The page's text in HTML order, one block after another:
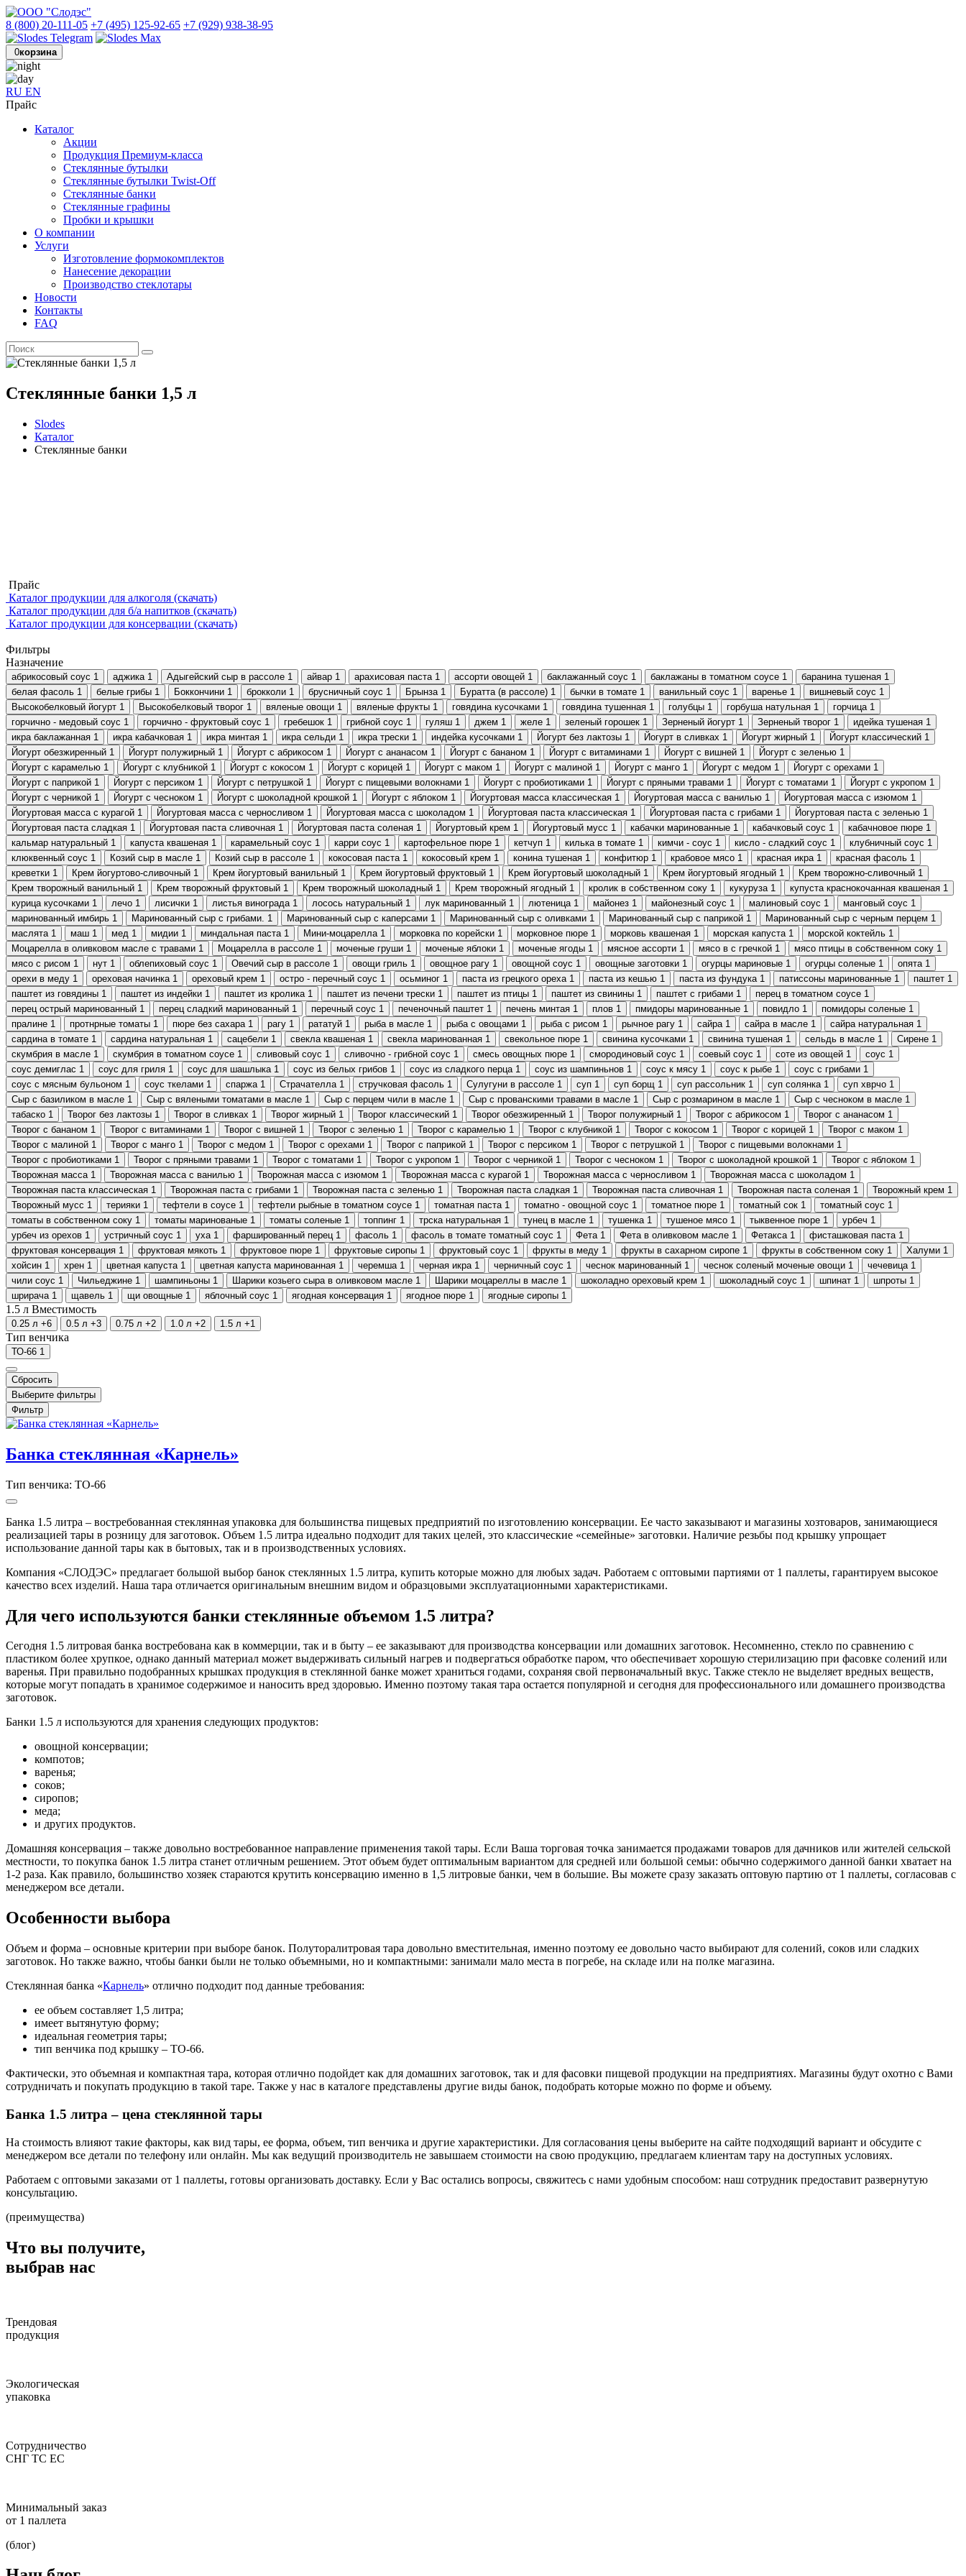
8 (800) 20-111-05 +7 (495) 125-92-65 +7 (929) 938-38-95
0корзина
RU EN
Прайс
Каталог
Акции
Продукция Премиум-класса
Стеклянные бутылки
Стеклянные бутылки Twist-Off
Стеклянные банки
Стеклянные графины
Пробки и крышки
О компании
Услуги
Изготовление формокомплектов
Нанесение декорации
Производство стеклотары
Новости
Контакты
FAQ
Стеклянные банки 1,5 л
Slodes
Каталог
Стеклянные банки
Прайс
Каталог продукции для алкоголя (скачать)
Каталог продукции для б/а напитков (скачать)
Каталог продукции для консервации (скачать)
Фильтры
Назначение
абрикосовый соус 1 аджика 1 Адыгейский сыр в рассоле 1 айвар 1 арахисовая паста 1 ассорти овощей 1 баклажанный соус 1 баклажаны в томатном соусе 1 баранина тушеная 1
белая фасоль 1 белые грибы 1 Боккончини 1 брокколи 1 брусничный соус 1 Брынза 1 Буратта (в рассоле) 1 бычки в томате 1 ванильный соус 1 варенье 1 вишневый соус 1
Высокобелковый йогурт 1 Высокобелковый творог 1 вяленые овощи 1 вяленые фрукты 1 говядина кусочками 1 говядина тушенная 1 голубцы 1 горбуша натульная 1 горчица 1
горчично - медовый соус 1 горчично - фруктовый соус 1 гребешок 1 грибной соус 1 гуляш 1 джем 1 желе 1 зеленый горошек 1 Зерненый йогурт 1 Зерненый творог 1 идейка тушеная 1
икра баклажанная 1 икра кабачковая 1 икра минтая 1 икра сельди 1 икра трески 1 индейка кусочками 1 Йогурт без лактозы 1 Йогурт в сливках 1 Йогурт жирный 1 Йогурт классический 1
Йогурт обезжиренный 1 Йогурт полужирный 1 Йогурт с абрикосом 1 Йогурт с ананасом 1 Йогурт с бананом 1 Йогурт с витаминами 1 Йогурт с вишней 1 Йогурт с зеленью 1
Йогурт с карамелью 1 Йогурт с клубникой 1 Йогурт с кокосом 1 Йогурт с корицей 1 Йогурт с маком 1 Йогурт с малиной 1 Йогурт с манго 1 Йогурт с медом 1 Йогурт с орехами 1
Йогурт с паприкой 1 Йогурт с персиком 1 Йогурт с петрушкой 1 Йогурт с пищевыми волокнами 1 Йогурт с пробиотиками 1 Йогурт с пряными травами 1 Йогурт с томатами 1 Йогурт с укропом 1
Йогурт с черникой 1 Йогурт с чесноком 1 Йогурт с шоколадной крошкой 1 Йогурт с яблоком 1 Йогуртовая масса классическая 1 Йогуртовая масса с ванилью 1 Йогуртовая масса с изюмом 1
Йогуртовая масса с курагой 1 Йогуртовая масса с черносливом 1 Йогуртовая масса с шоколадом 1 Йогуртовая паста классическая 1 Йогуртовая паста с грибами 1 Йогуртовая паста с зеленью 1
Йогуртовая паста сладкая 1 Йогуртовая паста сливочная 1 Йогуртовая паста соленая 1 Йогуртовый крем 1 Йогуртовый мусс 1 кабачки маринованные 1 кабачковый соус 1 кабачновое пюре 1
кальмар натуральный 1 капуста квашеная 1 карамельный соус 1 карри соус 1 картофельное пюре 1 кетчуп 1 килька в томате 1 кимчи - соус 1 кисло - сладкий соус 1 клубничный соус 1
клюквенный соус 1 Козий сыр в масле 1 Козий сыр в рассоле 1 кокосовая паста 1 кокосовый крем 1 конина тушеная 1 конфитюр 1 крабовое мясо 1 красная икра 1 красная фасоль 1
креветки 1 Крем йогуртово-сливочный 1 Крем йогуртовый ванильный 1 Крем йогуртовый фруктовый 1 Крем йогуртовый шоколадный 1 Крем йогуртовый ягодный 1 Крем творожно-сливочный 1
Крем творожный ванильный 1 Крем творожный фруктовый 1 Крем творожный шоколадный 1 Крем творожный ягодный 1 кролик в собственном соку 1 кукуруза 1 купуста краснокочанная квашеная 1
курица кусочками 1 лечо 1 лисички 1 листья винограда 1 лосось натуральный 1 лук маринованный 1 лютеница 1 майонез 1 майонезный соус 1 малиновый соус 1 манговый соус 1
маринованный имбирь 1 Маринованный сыр с грибами. 1 Маринованный сыр с каперсами 1 Маринованный сыр с оливками 1 Маринованный сыр с паприкой 1 Маринованный сыр с черным перцем 1
маслята 1 маш 1 мед 1 мидии 1 миндальная паста 1 Мини-моцарелла 1 морковка по корейски 1 морковное пюре 1 морковь квашеная 1 морская капуста 1 морской коктейль 1
Моцарелла в оливковом масле с травами 1 Моцарелла в рассоле 1 моченые груши 1 моченые яблоки 1 моченые ягоды 1 мясное ассорти 1 мясо в с гречкой 1 мясо птицы в собственном соку 1
мясо с рисом 1 нут 1 облепиховый соус 1 Овечий сыр в рассоле 1 овощи гриль 1 овощное рагу 1 овощной соус 1 овощные заготовки 1 огурцы мариновые 1 огурцы соленые 1 опята 1
орехи в меду 1 ореховая начинка 1 ореховый крем 1 остро - перечный соус 1 осьминог 1 паста из грецкого ореха 1 паста из кешью 1 паста из фундука 1 патиссоны маринованные 1 паштет 1
паштет из говядины 1 паштет из индейки 1 паштет из кролика 1 паштет из печени трески 1 паштет из птицы 1 паштет из свинины 1 паштет с грибами 1 перец в томатном соусе 1
перец острый маринованный 1 перец сладкий маринованный 1 перечный соус 1 печеночный паштет 1 печень минтая 1 плов 1 пмидоры маринованные 1 повидло 1 помидоры соленые 1
пралине 1 протнрные томаты 1 пюре без сахара 1 рагу 1 рататуй 1 рыба в масле 1 рыба с овощами 1 рыба с рисом 1 рычное рагу 1 сайра 1 сайра в масле 1 сайра натуральная 1
сардина в томате 1 сардина натуральная 1 сацебели 1 свекла квашеная 1 свекла маринованная 1 свекольное пюре 1 свинина кусочками 1 свинина тушеная 1 сельдь в масле 1 Сирене 1
скумбрия в масле 1 скумбрия в томатном соусе 1 сливовый соус 1 сливочно - грибной соус 1 смесь овощных пюре 1 смородиновый соус 1 соевый соус 1 соте из овощей 1 соус 1
соус демиглас 1 соус для гриля 1 соус для шашлыка 1 соус из белых грибов 1 соус из сладкого перца 1 соус из шампиньнов 1 соус к мясу 1 соус к рыбе 1 соус с грибами 1
соус с мясным бульоном 1 соус ткелами 1 спаржа 1 Страчателла 1 стручковая фасоль 1 Сулугуни в рассоле 1 суп 1 суп борщ 1 суп рассольник 1 суп солянка 1 суп хврчо 1
Сыр с базиликом в масле 1 Сыр с вялеными томатами в масле 1 Сыр с перцем чили в масле 1 Сыр с прованскими травами в масле 1 Сыр с розмарином в масле 1 Сыр с чесноком в масле 1
табаско 1 Творог без лактозы 1 Творог в сливках 1 Творог жирный 1 Творог классический 1 Творог обезжиренный 1 Творог полужирный 1 Творог с абрикосом 1 Творог с ананасом 1
Творог с бананом 1 Творог с витаминами 1 Творог с вишней 1 Творог с зеленью 1 Творог с карамелью 1 Творог с клубникой 1 Творог с кокосом 1 Творог с корицей 1 Творог с маком 1
Творог с малиной 1 Творог с манго 1 Творог с медом 1 Творог с орехами 1 Творог с паприкой 1 Творог с персиком 1 Творог с петрушкой 1 Творог с пищевыми волокнами 1
Творог с пробиотиками 1 Творог с пряными травами 1 Творог с томатами 1 Творог с укропом 1 Творог с черникой 1 Творог с чесноком 1 Творог с шоколадной крошкой 1 Творог с яблоком 1
Творожная масса 1 Творожная масса с ванилью 1 Творожная масса с изюмом 1 Творожная масса с курагой 1 Творожная масса с черносливом 1 Творожная масса с шоколадом 1
Творожная паста классическая 1 Творожная паста с грибами 1 Творожная паста с зеленью 1 Творожная паста сладкая 1 Творожная паста сливочная 1 Творожная паста соленая 1 Творожный крем 1
Творожный мусс 1 терияки 1 тефтели в соусе 1 тефтели рыбные в томатном соусе 1 томатная паста 1 томатно - овощной соус 1 томатное пюре 1 томатный сок 1 томатный соус 1
томаты в собственном соку 1 томаты маринованые 1 томаты соленые 1 топпинг 1 трска натуральная 1 тунец в масле 1 тушенка 1 тушеное мясо 1 тыквенное пюре 1 урбеч 1
урбеч из орехов 1 устричный соус 1 уха 1 фаршированный перец 1 фасоль 1 фасоль в томате томатный соус 1 Фета 1 Фета в оливковом масле 1 Фетакса 1 фисташковая паста 1
фруктовая консервация 1 фруктовая мякоть 1 фруктовое пюре 1 фруктовые сиропы 1 фруктовый соус 1 фрукты в меду 1 фрукты в сахарном сиропе 1 фрукты в собственном соку 1 Халуми 1
хойсин 1 хрен 1 цветная капуста 1 цветная капуста маринованная 1 черемша 1 черная икра 1 черничный соус 1 чеснок маринованный 1 чеснок соленый моченые овощи 1 чечевица 1
чили соус 1 Чильеджине 1 шампиньоны 1 Шарики козьего сыра в оливковом масле 1 Шарики моцареллы в масле 1 шоколадно ореховый крем 1 шоколадный соус 1 шпинат 1 шпроты 1
шрирача 1 щавель 1 щи овощные 1 яблочный соус 1 ягодная консервация 1 ягодное пюре 1 ягодные сиропы 1
1.5 л Вместимость
0.25 л +6 0.5 л +3 0.75 л +2 1.0 л +2 1.5 л +1
Тип венчика
ТО-66 1
Сбросить
Выберите фильтры
Фильтр
Банка стеклянная «Карнель»
Тип венчика: ТО-66
Банка 1.5 литра – востребованная стеклянная упаковка для большинства пищевых предприятий по изготовлению консервации. Ее часто заказывают и магазины хозтоваров, занимающиеся
реализацией тары в розницу для заготовок. Объем 1.5 литра идеально подходит для таких целей, это классические «семейные» заготовки. Наличие резьбы под крышку упрощает
использование данной тары как в бытовых, так и в производственных условиях.
Компания «СЛОДЭС» предлагает большой выбор банок стеклянных 1.5 литра, купить которые можно для любых задач. Работаем с оптовыми партиями от 1 паллеты, гарантируем высокое
качество всех изделий. Наша тара отличается оригинальным внешним видом и образцовыми эксплуатационными характеристиками.
Для чего используются банки стеклянные объемом 1.5 литра?
Сегодня 1.5 литровая банка востребована как в коммерции, так и в быту – ее заказывают для производства консервации или домашних заготовок. Несомненно, стекло по сравнению с
пластиком более хрупкое, однако данный материал может выдерживать сильный нагрев и подвергаться обработке паром, что обеспечивает хорошую стерилизацию при фасовке солений или
варенья. При правильно подобранных крышках продукция в стеклянной банке может храниться годами, сохраняя свой первоначальный вкус. Также стекло не выделяет вредных веществ,
которые могут попадать в хранимое содержимое и наносить вред здоровью. Именно поэтому такая тара остается популярной и сегодня для профессионального или домашнего производства
заготовок.
Банки 1.5 л используются для хранения следующих продуктов:
овощной консервации;
компотов;
варенья;
соков;
сиропов;
меда;
и других продуктов.
Домашняя консервация – также довольно востребованное направление применения такой тары. Если Ваша торговая точка занимается продажами товаров для дачников или жителей сельской
местности, то покупка банок 1.5 литра станет отличным решением. Этот объем будет оптимальным вариантом для средней или большой семьи: обычно содержимого данной банки хватает на
1-2 раза. Как правило, большинство хозяек стараются крутить консервацию именно в 1,5 литровые банки, чем в большие. Вы можете сразу заказать оптовую партию от 1 паллеты, согласовав с
менеджером все детали.
Особенности выбора
Объем и форма – основные критерии при выборе банок. Полуторалитровая тара довольно вместительная, именно поэтому ее довольно часто выбирают для солений, соков или сладких
заготовок. Но также важно, чтобы банки были не только объемными, но и компактными: занимали мало места в погребе, на складе или на полке магазина.
Стеклянная банка «Карнель» отлично подходит под данные требования:
ее объем составляет 1,5 литра;
имеет вытянутую форму;
идеальная геометрия тары;
тип венчика под крышку – ТО-66.
Фактически, это объемная и компактная тара, которая отлично подойдет как для домашних заготовок, так и для фасовки пищевой продукции на предприятиях. Магазины будут охотно с Вами
сотрудничать и покупать продукцию в такой таре. Также у нас в каталоге представлены другие виды банок, подобрать которые можно по форме и объему.
Банка 1.5 литра – цена стеклянной тары
На стоимость влияют такие факторы, как вид тары, ее форма, объем, тип венчика и другие характеристики. Для согласования цены выберите на сайте подходящий вариант и обсудите с
менеджером все детали по телефону или онлайн. Мы как ведущий производитель не завышаем стоимости на свою продукцию, предлагаем клиентам тару на доступных условиях.
Работаем с оптовыми заказами от 1 паллеты, готовы организовать доставку. Если у Вас остались вопросы, свяжитесь с нами удобным способом: наш сотрудник предоставит развернутую
консультацию.
(преимущества)
Что вы получите,
выбрав нас
Трендовая
продукция
Экологическая
упаковка
Сотрудничество
СНГ ТС ЕС
Минимальный заказ
от 1 паллета
(блог)